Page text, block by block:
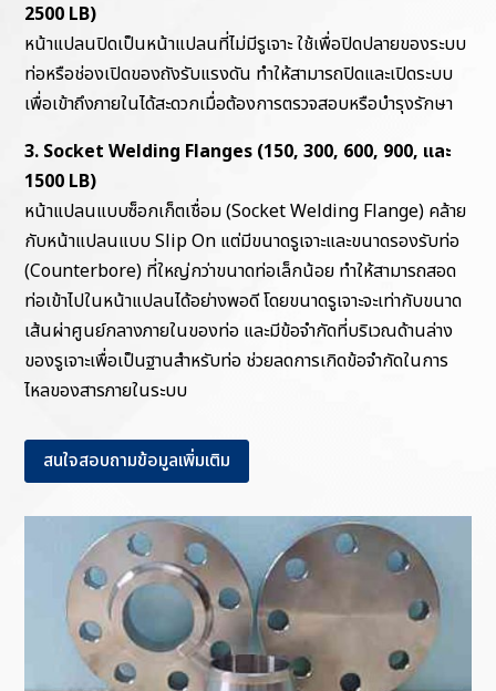
2500 LB)
หน้าแปลนปิดเป็นหน้าแปลนที่ไม่มีรูเจาะ ใช้เพื่อปิดปลายของระบบ
ท่อหรือช่องเปิดของถังรับแรงดัน ทำให้สามารถปิดและเปิดระบบ
เพื่อเข้าถึงภายในได้สะดวกเมื่อต้องการตรวจสอบหรือบำรุงรักษา
3. Socket Welding Flanges (150, 300, 600, 900, และ
1500 LB)
หน้าแปลนแบบซ็อกเก็ตเชื่อม (Socket Welding Flange) คล้าย
กับหน้าแปลนแบบ Slip On แต่มีขนาดรูเจาะและขนาดรองรับท่อ
(Counterbore) ที่ใหญ่กว่าขนาดท่อเล็กน้อย ทำให้สามารถสอด
ท่อเข้าไปในหน้าแปลนได้อย่างพอดี โดยขนาดรูเจาะจะเท่ากับขนาด
เส้นผ่าศูนย์กลางภายในของท่อ และมีข้อจำกัดที่บริเวณด้านล่าง
ของรูเจาะเพื่อเป็นฐานสำหรับท่อ ช่วยลดการเกิดข้อจำกัดในการ
ไหลของสารภายในระบบ
สนใจสอบถามข้อมูลเพิ่มเติม